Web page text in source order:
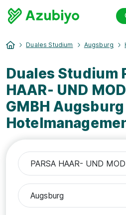
Duales Studium Augsburg
Duales Studium
HAAR- UND
GMBH Augsburg